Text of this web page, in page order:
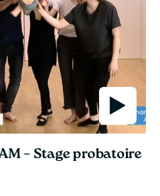
– Stage probatoire